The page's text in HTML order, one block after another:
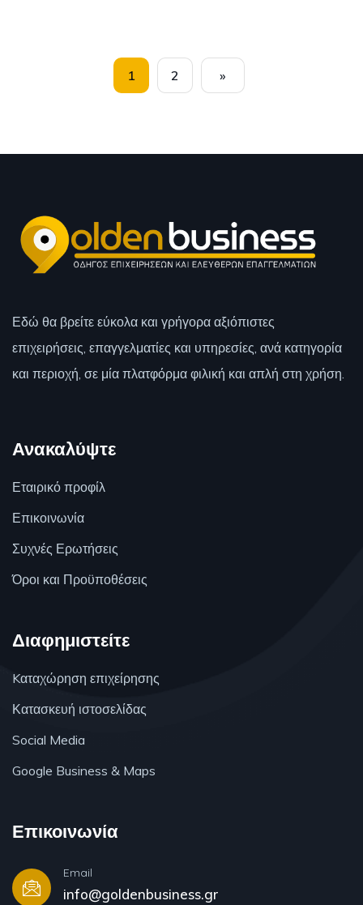
1 2 »
Εδώ θα βρείτε εύκολα και γρήγορα αξιόπιστες
επιχειρήσεις, επαγγελματίες και υπηρεσίες, ανά κατηγορία
και περιοχή, σε μία πλατφόρμα φιλική και απλή στη χρήση.
Ανακαλύψτε
Εταιρικό προφίλ
Επικοινωνία
Συχνές Ερωτήσεις
Όροι και Προϋποθέσεις
Διαφημιστείτε
Kαταχώρηση επιχείρησης
Κατασκευή ιστοσελίδας
Social Media
Google Business & Maps
Επικοινωνία
Email
info@goldenbusiness.gr